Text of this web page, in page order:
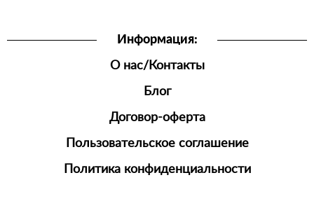
Информация:
О нас/Контакты
Блог
Договор-оферта
Пользовательское соглашение
Политика конфиденциальности